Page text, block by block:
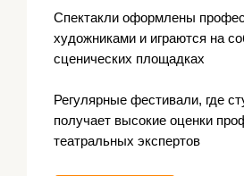
Спектакли оформлены
художниками и играются на
сценических площадках
Регулярные фестивали, где
получает высокие оценки
театральных экспертов